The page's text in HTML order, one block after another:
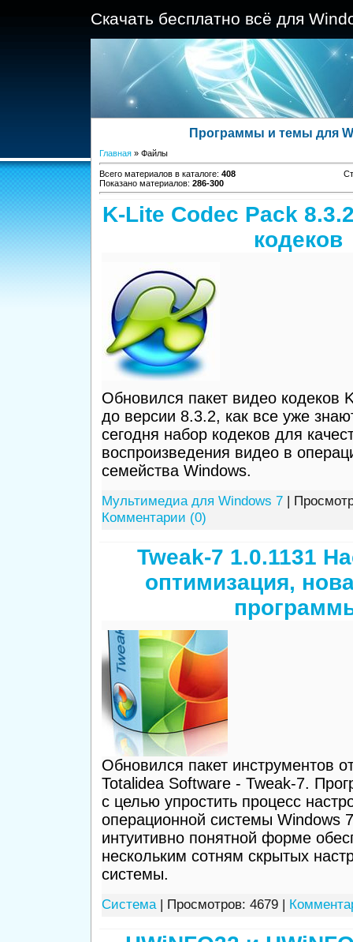
Скачать бесплатно всё для
Программы и темы для
Главная» Файлы
Всего материалов в каталоге: 408
Показано материалов: 286-300
K-Lite Codec Pack
кодеков
Обновился пакет видео кодеков
до версии 8.3.2, как все уже
сегодня набор кодеков для
воспроизведения видео в
семейства Windows.
Мультимедиа для Windows 7|
Комментарии (0)
Tweak-7 1.0.1131
оптимизация,
Обновился пакет инструментов
Totalidea Software - Tweak-7.
с целью упростить процесс
операционной системы Windows
интуитивно понятной форме
нескольким сотням скрытых
системы.
Система| Просмотров: 4679 |